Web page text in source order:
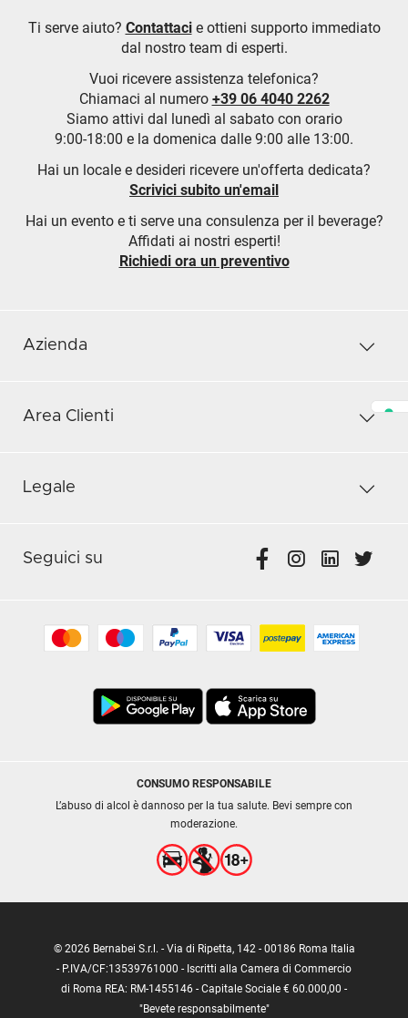
Ti serve aiuto? Contattacie ottieni supporto immediato
dal nostro team di esperti.
Vuoi ricevere assistenza telefonica?
Chiamaci al numero +39 06 4040 2262
Siamo attivi dal lunedì al sabato con orario
9:00-18:00 e la domenica dalle 9:00 alle 13:00.
Hai un locale e desideri ricevere un'offerta dedicata?
Scrivici subito un'email
Hai un evento e ti serve una consulenza per il beverage?
Affidati ai nostri esperti!
Richiedi ora un preventivo
Azienda
Area Clienti
Legale
Seguici su
CONSUMO RESPONSABILE
L’abuso di alcol è dannoso per la tua salute. Bevi sempre con
moderazione.
© 2026 Bernabei S.r.l. - Via di Ripetta, 142 - 00186 Roma Italia
- P.IVA/CF:13539761000 - Iscritti alla Camera di Commercio
di Roma REA: RM-1455146 - Capitale Sociale € 60.000,00 -
"Bevete responsabilmente"